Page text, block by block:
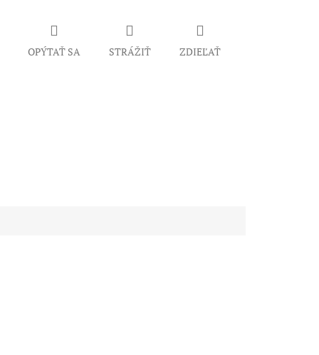
OPÝTAŤ SA STRÁŽIŤ ZDIEĽAŤ